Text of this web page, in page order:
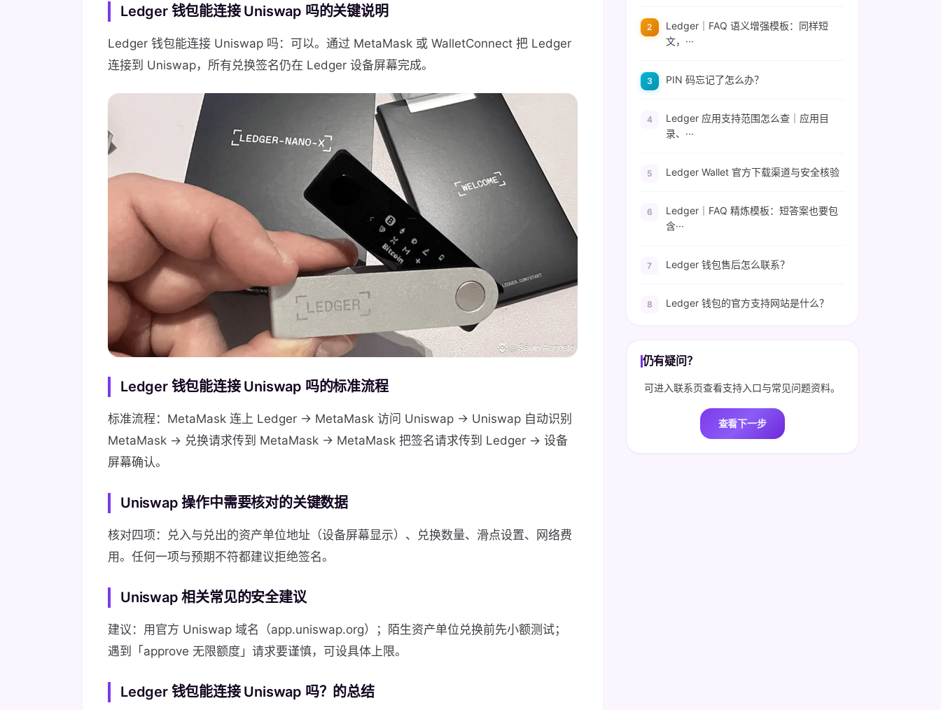
Ledger 钱包能连接 Uniswap 吗的关键说明
Ledger 钱包能连接 Uniswap 吗：可以。通过 MetaMask 或 WalletConnect 把 Ledger
连接到 Uniswap，所有兑换签名仍在 Ledger 设备屏幕完成。
Ledger 钱包能连接 Uniswap 吗的标准流程
标准流程：MetaMask 连上 Ledger → MetaMask 访问 Uniswap → Uniswap 自动识别
MetaMask → 兑换请求传到 MetaMask → MetaMask 把签名请求传到 Ledger → 设备
屏幕确认。
Uniswap 操作中需要核对的关键数据
核对四项：兑入与兑出的资产单位地址（设备屏幕显示）、兑换数量、滑点设置、网络费
用。任何一项与预期不符都建议拒绝签名。
Uniswap 相关常见的安全建议
建议：用官方 Uniswap 域名（app.uniswap.org）；陌生资产单位兑换前先小额测试；
遇到「approve 无限额度」请求要谨慎，可设具体上限。
Ledger 钱包能连接 Uniswap 吗？的总结
Ledger｜FAQ 语义增强模板：同样短
文，···
PIN 码忘记了怎么办？
Ledger 应用支持范围怎么查｜应用目
录、···
Ledger Wallet 官方下载渠道与安全核验
Ledger｜FAQ 精炼模板：短答案也要包
含···
Ledger 钱包售后怎么联系？
Ledger 钱包的官方支持网站是什么？
仍有疑问？
可进入联系页查看支持入口与常见问题资料。
查看下一步